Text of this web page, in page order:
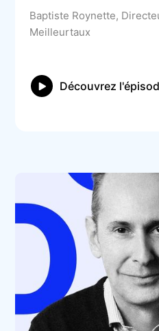
Baptiste Roynette,
Meilleurtaux
Découvrez